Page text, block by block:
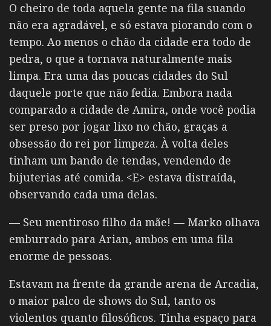
O cheiro de toda aquela gente na fila suando
não era agradável, e só estava piorando com o
tempo. Ao menos o chão da cidade era todo de
pedra, o que a tornava naturalmente mais
limpa. Era uma das poucas cidades do Sul
daquele porte que não fedia. Embora nada
comparado a cidade de Amira, onde você podia
ser preso por jogar lixo no chão, graças a
obsessão do rei por limpeza. À volta deles
tinham um bando de tendas, vendendo de
bijuterias até comida. <E> estava distraída,
observando cada uma delas.
— Seu mentiroso filho da mãe! — Marko olhava
emburrado para Arian, ambos em uma fila
enorme de pessoas.
Estavam na frente da grande arena de Arcadia,
o maior palco de shows do Sul, tanto os
violentos quanto filosóficos. Tinha espaço para